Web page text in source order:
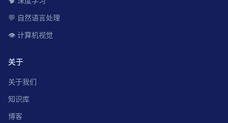
💬 自然语言处理
👁️ 计算机视觉
关于
关于我们
知识库
博客